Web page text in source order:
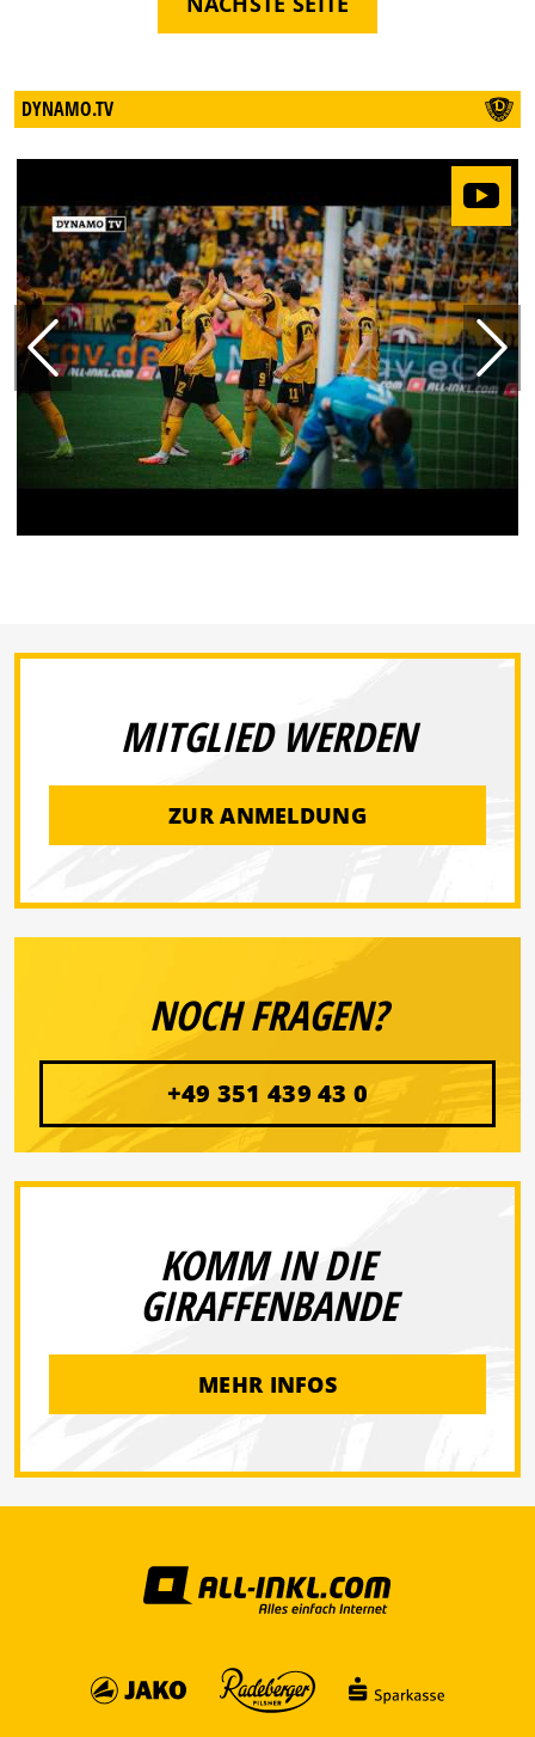
DYNAMO.TV
MITGLIED WERDEN
ZUR ANMELDUNG
NOCH FRAGEN?
+49 351 439 43 0
KOMM IN DIE
GIRAFFENBANDE
MEHR INFOS